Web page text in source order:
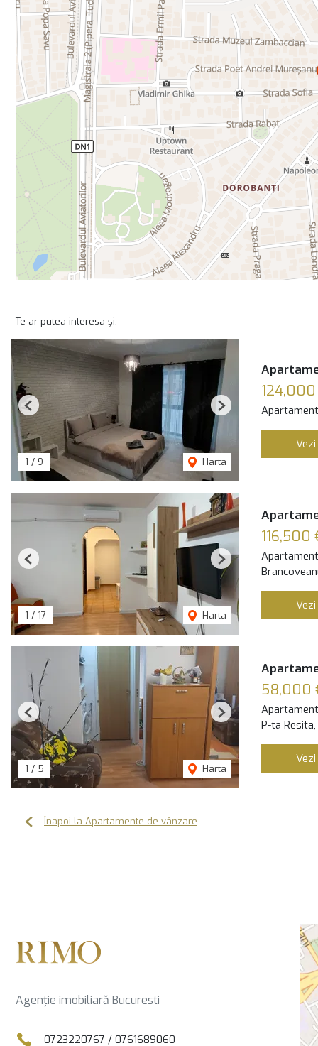
Te-ar putea interesa și:
1 / 9 Harta
Previous Next
1 / 17 Harta
Previous Next
116,500
1 / 5 Harta
Previous Next
58,000
P-ta
Înapoi la Apartamente de vânzare
Agenție imobiliară Bucuresti
0723220767 / 0761689060